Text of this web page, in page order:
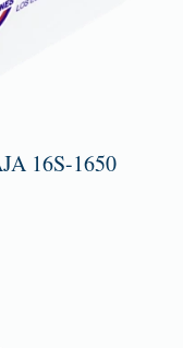
16S-1650